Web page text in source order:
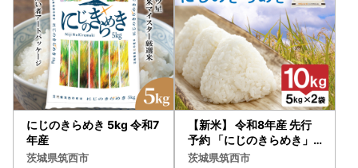
にじのきらめき 5kg 令和7
年産
茨城県筑西市
【新米】 令和8年産 先行
予約 「にじのきらめき」 1
0kg ｜ 新米
茨城県筑西市